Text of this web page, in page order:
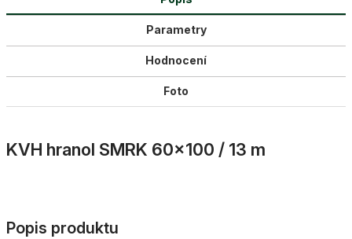
Parametry
Hodnocení
Foto
KVH hranol SMRK 60×100 / 13 m
Popis produktu